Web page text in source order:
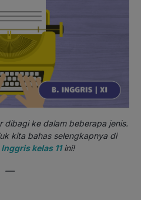
dibagi ke dalam beberapa jenis.
kita bahas selengkapnya di
kelas 11ini!
—